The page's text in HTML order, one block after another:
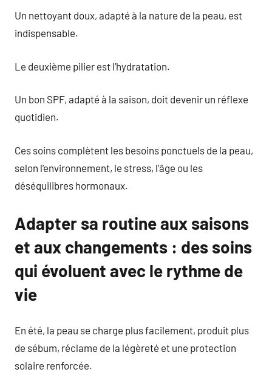
Un nettoyant doux, adapté à la nature de la peau, est
indispensable.
Le deuxième pilier est l’hydratation.
Un bon SPF, adapté à la saison, doit devenir un réflexe
quotidien.
Ces soins complètent les besoins ponctuels de la peau,
selon l’environnement, le stress, l’âge ou les
déséquilibres hormonaux.
Adapter sa routine aux saisons
et aux changements : des soins
qui évoluent avec le rythme de
vie
En été, la peau se charge plus facilement, produit plus
de sébum, réclame de la légèreté et une protection
solaire renforcée.